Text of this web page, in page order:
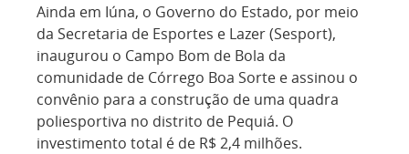
Ainda em Iúna, o Governo do Estado, por meio
da Secretaria de Esportes e Lazer (Sesport),
inaugurou o Campo Bom de Bola da
comunidade de Córrego Boa Sorte e assinou o
convênio para a construção de uma quadra
poliesportiva no distrito de Pequiá. O
investimento total é de R$ 2,4 milhões.